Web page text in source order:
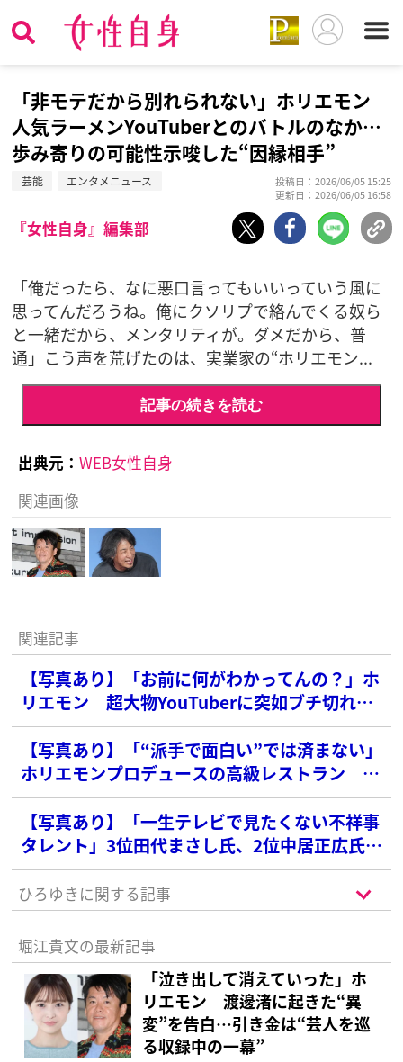
「非モテだから別れられない」ホリエモン
人気ラーメンYouTuberとのバトルのなか…
歩み寄りの可能性示唆した“因縁相手”
芸能 エンタメニュース
投稿日：2026/06/05 15:25
更新日：2026/06/05 16:58
『女性自身』編集部
「俺だったら、なに悪口言ってもいいっていう風に
思ってんだろうね。俺にクソリプで絡んでくる奴ら
と一緒だから、メンタリティが。ダメだから、普
通」こう声を荒げたのは、実業家の“ホリエモン...
記事の続きを読む
出典元： WEB女性自身
関連画像
関連記事
【写真あり】「お前に何がわかってんの？」ホ
リエモン 超大物YouTuberに突如ブチ切れ…
本人は「好き勝手言われてる」と真っ向否定
【写真あり】「“派手で面白い”では済まない」
ホリエモンプロデュースの高級レストラン グ
リルから炎吹き出るパフォーマンスが物議…東
京消防庁が指摘した“リスク”
【写真あり】「一生テレビで見たくない不祥事
タレント」3位田代まさし氏、2位中居正広氏を
抑えた1位は？【2025年最新版】
ひろゆきに関する記事
堀江貴文の最新記事
「泣き出して消えていった」ホ
リエモン 渡邊渚に起きた“異
変”を告白…引き金は“芸人を巡
る収録中の一幕”